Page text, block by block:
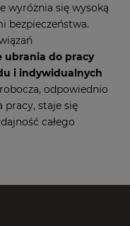
wyróżnia się wysoką
bezpieczeństwa.
ubrania do pracy
i indywidualnych
odpowiednio
pracy, staje się
całego